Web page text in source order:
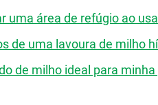
uma área de refúgio ao
de uma lavoura de milho
de milho ideal para